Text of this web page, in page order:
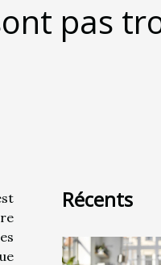
pas
Récents